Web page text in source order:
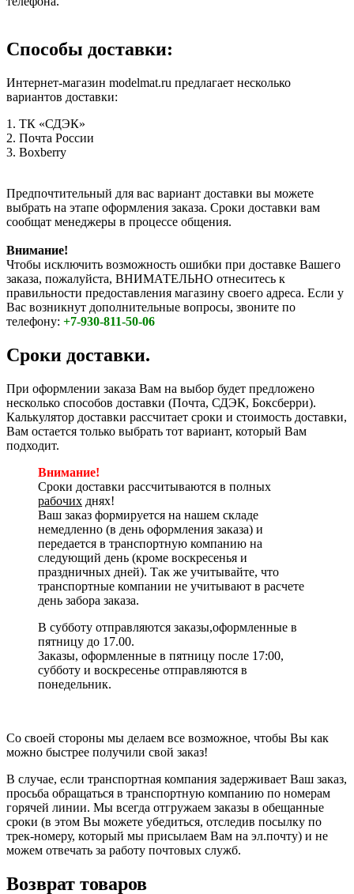
Способы доставки:
Интернет-магазин modelmat.ru предлагает несколько
вариантов доставки:
1. ТК «СДЭК»
2. Почта России
3. Boxberry
Предпочтительный для вас вариант доставки вы можете
выбрать на этапе оформления заказа. Сроки доставки вам
сообщат менеджеры в процессе общения.
Внимание!
Чтобы исключить возможность ошибки при доставке Вашего
заказа, пожалуйста, ВНИМАТЕЛЬНО отнеситесь к
правильности предоставления магазину своего адреса. Если у
Вас возникнут дополнительные вопросы, звоните по
телефону: +7-930-811-50-06
Сроки доставки.
При оформлении заказа Вам на выбор будет предложено
несколько способов доставки (Почта, СДЭК, Боксберри).
Калькулятор доставки рассчитает сроки и стоимость доставки,
Вам остается только выбрать тот вариант, который Вам
подходит.
Внимание!
Сроки доставки рассчитываются в полных
рабочих днях!
Ваш заказ формируется на нашем складе
немедленно (в день оформления заказа) и
передается в транспортную компанию на
следующий день (кроме воскресенья и
праздничных дней). Так же учитывайте, что
транспортные компании не учитывают в расчете
день забора заказа.
В субботу отправляются заказы,оформленные в
пятницу до 17.00.
Заказы, оформленные в пятницу после 17:00,
субботу и воскресенье отправляются в
понедельник.
Со своей стороны мы делаем все возможное, чтобы Вы как
можно быстрее получили свой заказ!
В случае, если транспортная компания задерживает Ваш заказ,
просьба обращаться в транспортную компанию по номерам
горячей линии. Мы всегда отгружаем заказы в обещанные
сроки (в этом Вы можете убедиться, отследив посылку по
трек-номеру, который мы присылаем Вам на эл.почту) и не
можем отвечать за работу почтовых служб.
Возврат товаров